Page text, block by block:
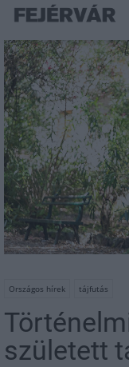
Országos hírek tájfutás
született